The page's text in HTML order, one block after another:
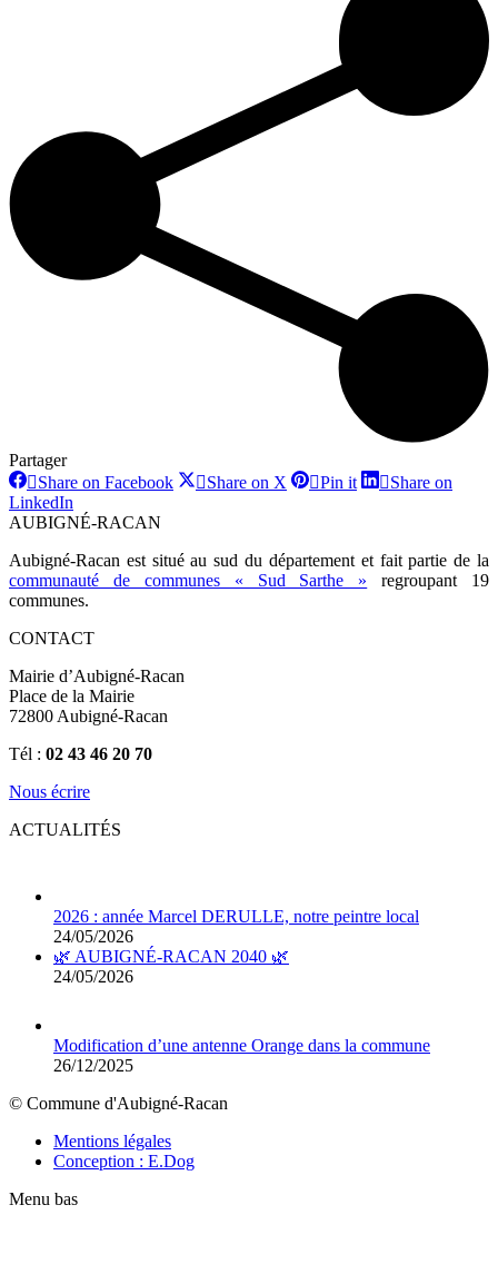
Partager
Share on FacebookShareShare on X SharePin itShareShare on
LinkedIn
on
AUBIGNÉ-RACAN
Aubigné-Racan est situé au sud du département et fait partie de la
communauté de communes « Sud Sarthe » regroupant 19
communes.
CONTACT
Mairie d’Aubigné-Racan
Place de la Mairie
72800 Aubigné-Racan
Tél : 02 43 46 20 70
Nous écrire
ACTUALITÉS
2026 : année Marcel DERULLE, notre peintre local
24/05/2026
🌿 AUBIGNÉ-RACAN 2040 🌿
24/05/2026
Modification d’une antenne Orange dans la commune
26/12/2025
© Commune d'Aubigné-Racan
Mentions légales
Conception : E.Dog
Menu bas